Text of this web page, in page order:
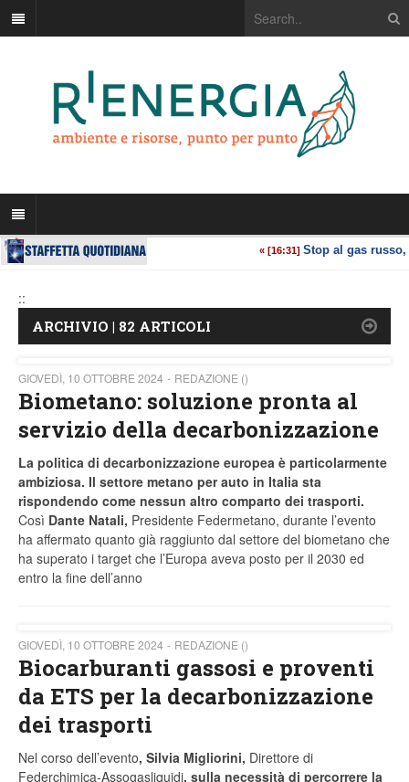
::
ARCHIVIO | 82 ARTICOLI
GIOVEDÌ, 10 OTTOBRE 2024 REDAZIONE ()
Biometano: soluzione pronta al
servizio della decarbonizzazione
La politica di decarbonizzazione europea è particolarmente
ambiziosa. Il settore metano per auto in Italia sta
rispondendo come nessun altro comparto dei trasporti.
Così Dante Natali, Presidente Federmetano, durante l’evento
ha affermato quanto già raggiunto dal settore del biometano che
ha superato i target che l’Europa aveva posto per il 2030 ed
entro la fine dell’anno
GIOVEDÌ, 10 OTTOBRE 2024 REDAZIONE ()
Biocarburanti gassosi e proventi
da ETS per la decarbonizzazione
dei trasporti
Nel corso dell’evento, Silvia Migliorini, Direttore di
Federchimica-Assogasliquidi, sulla necessità di percorrere la